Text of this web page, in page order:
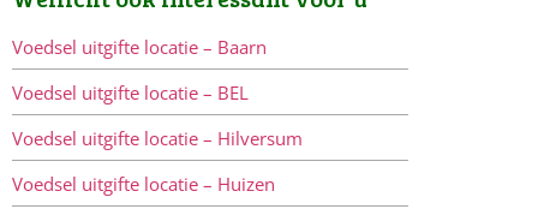
Voedsel uitgifte locatie – Baarn
Voedsel uitgifte locatie – BEL
Voedsel uitgifte locatie – Hilversum
Voedsel uitgifte locatie – Huizen